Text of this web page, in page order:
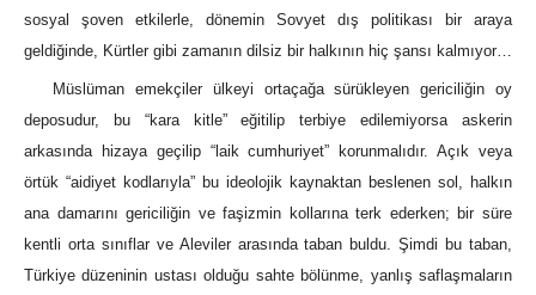
sosyal şoven etkilerle, dönemin Sovyet dış politikası bir araya
geldiğinde, Kürtler gibi zamanın dilsiz bir halkının hiç şansı kalmıyor…
Müslüman emekçiler ülkeyi ortaçağa sürükleyen gericiliğin oy
deposudur, bu “kara kitle” eğitilip terbiye edilemiyorsa askerin
arkasında hizaya geçilip “laik cumhuriyet” korunmalıdır. Açık veya
örtük “aidiyet kodlarıyla” bu ideolojik kaynaktan beslenen sol, halkın
ana damarını gericiliğin ve faşizmin kollarına terk ederken; bir süre
kentli orta sınıflar ve Aleviler arasında taban buldu. Şimdi bu taban,
Türkiye düzeninin ustası olduğu sahte bölünme, yanlış saflaşmaların